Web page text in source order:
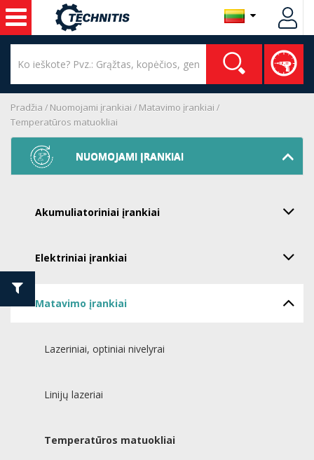
Pradžia Nuomojami įrankiai
Matavimo įrankiai
Temperatūros matuokliai
NUOMOJAMI ĮRANKIAI
Akumuliatoriniai įrankiai
Elektriniai įrankiai
Matavimo įrankiai
Lazeriniai, optiniai nivelyrai
Linijų lazeriai
Temperatūros matuokliai